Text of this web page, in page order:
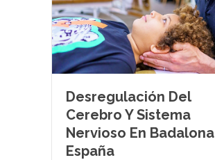
Desregulación Del
Cerebro Y Sistema
Nervioso En Badalona
España